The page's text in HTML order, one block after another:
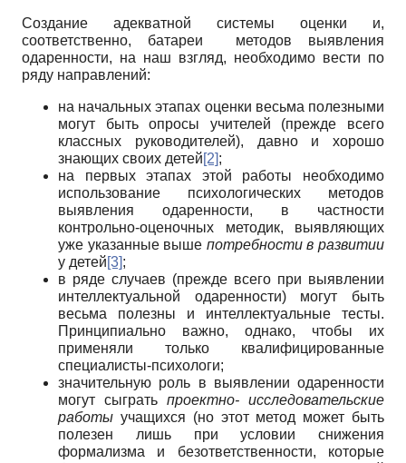
Создание адекватной системы оценки и,
соответственно, батареи методов выявления
одаренности, на наш взгляд, необходимо вести по
ряду направлений:
на начальных этапах оценки весьма полезными
могут быть опросы учителей (прежде всего
классных руководителей), давно и хорошо
знающих своих детей[2];
на первых этапах этой работы необходимо
использование психологических методов
выявления одаренности, в частности
контрольно-оценочных методик, выявляющих
уже указанные выше потребности в развитии
у детей[3];
в ряде случаев (прежде всего при выявлении
интеллектуальной одаренности) могут быть
весьма полезны и интеллектуальные тесты.
Принципиально важно, однако, чтобы их
применяли только квалифицированные
специалисты-психологи;
значительную роль в выявлении одаренности
могут сыграть проектно- исследовательские
работы учащихся (но этот метод может быть
полезен лишь при условии снижения
формализма и безответственности, которые